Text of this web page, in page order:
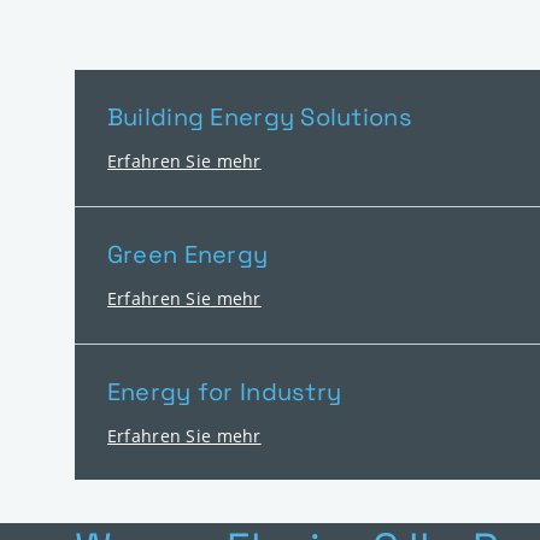
Building Energy Solutions
Erfahren Sie mehr
Green Energy
Erfahren Sie mehr
Energy for Industry
Erfahren Sie mehr